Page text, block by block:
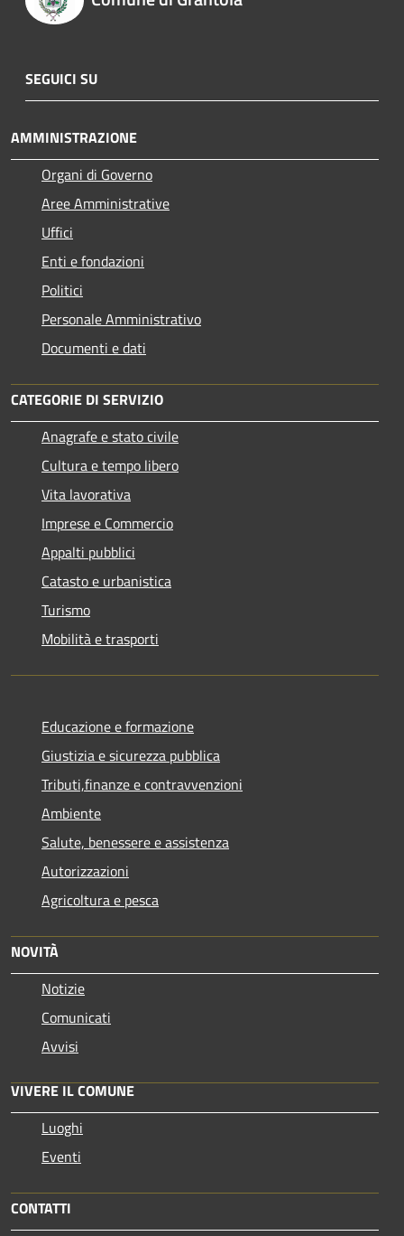
SEGUICI SU
AMMINISTRAZIONE
Organi di Governo
Aree Amministrative
Uffici
Enti e fondazioni
Politici
Personale Amministrativo
Documenti e dati
CATEGORIE DI SERVIZIO
Anagrafe e stato civile
Cultura e tempo libero
Vita lavorativa
Imprese e Commercio
Appalti pubblici
Catasto e urbanistica
Turismo
Mobilità e trasporti
Educazione e formazione
Giustizia e sicurezza pubblica
Tributi,finanze e contravvenzioni
Ambiente
Salute, benessere e assistenza
Autorizzazioni
Agricoltura e pesca
NOVITÀ
Notizie
Comunicati
Avvisi
VIVERE IL COMUNE
Luoghi
Eventi
CONTATTI